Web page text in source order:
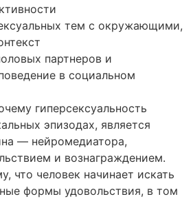
тем с окружающими,
партнеров и
в социальном
гиперсексуальность
эпизодах, является
— нейромедиатора,
и вознаграждением.
что человек начинает искать
формы удовольствия, в том